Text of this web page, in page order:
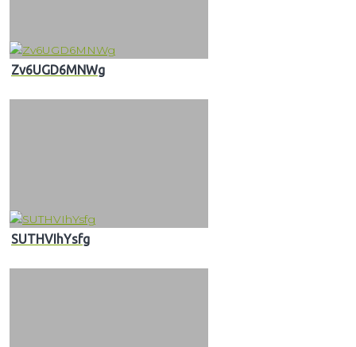
Zv6UGD6MNWg
SUTHVIhYsfg